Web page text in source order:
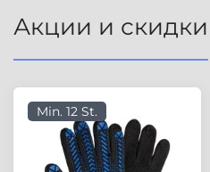
Акции и скидки
Min. 12 St.